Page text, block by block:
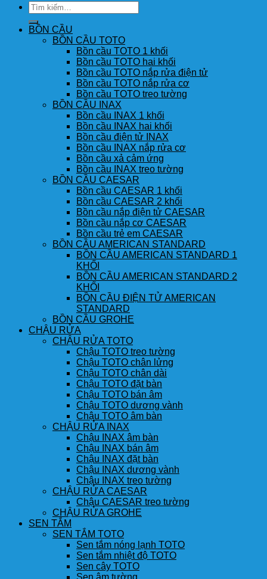
Tìm
kiếm:
BỒN CẦU
BỒN CẦU TOTO
Bồn cầu TOTO 1 khối
Bồn cầu TOTO hai khối
Bồn cầu TOTO nắp rửa điện tử
Bồn cầu TOTO nắp rửa cơ
Bồn cầu TOTO treo tường
BỒN CẦU INAX
Bồn cầu INAX 1 khối
Bồn cầu INAX hai khối
Bồn cầu điện tử INAX
Bồn cầu INAX nắp rửa cơ
Bồn cầu xả cảm ứng
Bồn cầu INAX treo tường
BỒN CẦU CAESAR
Bồn cầu CAESAR 1 khối
Bồn cầu CAESAR 2 khối
Bồn cầu nắp điện tử CAESAR
Bồn cầu nắp cơ CAESAR
Bồn cầu trẻ em CAESAR
BỒN CẦU AMERICAN STANDARD
BỒN CẦU AMERICAN STANDARD 1
KHỐI
BỒN CẦU AMERICAN STANDARD 2
KHỐI
BỒN CẦU ĐIỆN TỬ AMERICAN
STANDARD
BỒN CẦU GROHE
CHẬU RỬA
CHẬU RỬA TOTO
Chậu TOTO treo tường
Chậu TOTO chân lửng
Chậu TOTO chân dài
Chậu TOTO đặt bàn
Chậu TOTO bán âm
Chậu TOTO dương vành
Chậu TOTO âm bàn
CHẬU RỬA INAX
Chậu INAX âm bàn
Chậu INAX bán âm
Chậu INAX đặt bàn
Chậu INAX dương vành
Chậu INAX treo tường
CHẬU RỬA CAESAR
Chậu CAESAR treo tường
CHẬU RỬA GROHE
SEN TẮM
SEN TẮM TOTO
Sen tắm nóng lạnh TOTO
Sen tắm nhiệt độ TOTO
Sen cây TOTO